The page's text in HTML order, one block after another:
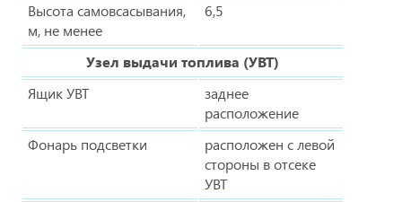
Высота самовсасывания,
м, не менее
6,5
Узел выдачи топлива (УВТ)
Ящик УВТ
заднее
расположение
Фонарь подсветки
расположен с левой
стороны в отсеке
УВТ